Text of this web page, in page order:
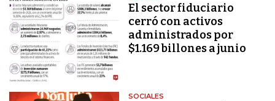
El sector fiduciario
cerró con activos
administrados por
$1.169 billones a junio
SOCIALES